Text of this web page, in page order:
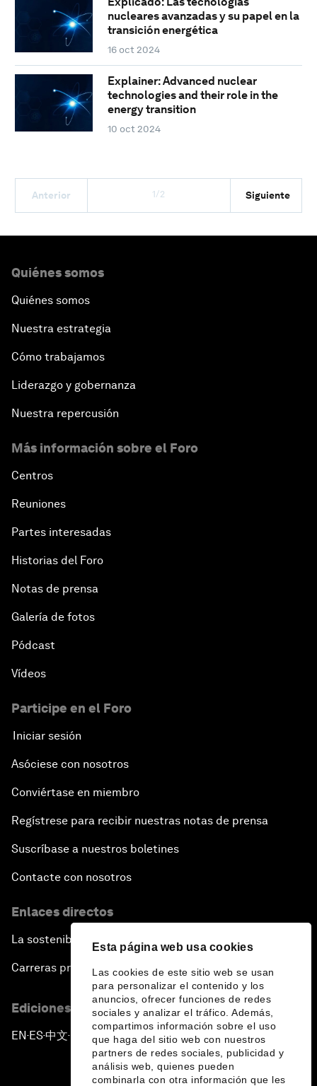
Esta página web usa cookies
Las cookies de este sitio web se usan
para personalizar el contenido y los
anuncios, ofrecer funciones de redes
sociales y analizar el tráfico. Además,
compartimos información sobre el uso
que haga del sitio web con nuestros
partners de redes sociales, publicidad y
análisis web, quienes pueden
combinarla con otra información que les
nucleares avanzadas y su papel en la
transición energética
16 oct 2024
Explainer: Advanced nuclear
technologies and their role in the
energy transition
10 oct 2024
Anterior 1/2 Siguiente
Quiénes somos
Quiénes somos
Nuestra estrategia
Cómo trabajamos
Liderazgo y gobernanza
Nuestra repercusión
Más información sobre el Foro
Centros
Reuniones
Partes interesadas
Historias del Foro
Notas de prensa
Galería de fotos
Pódcast
Vídeos
Participe en el Foro
Iniciar sesión
Asóciese con nosotros
Conviértase en miembro
Regístrese para recibir nuestras notas de prensa
Suscríbase a nuestros boletines
Contacte con nosotros
Enlaces directos
La sostenibilidad en el Foro
Carreras profesionales
Ediciones en otros idiomas
EN ▪ES▪中文▪ 日本語